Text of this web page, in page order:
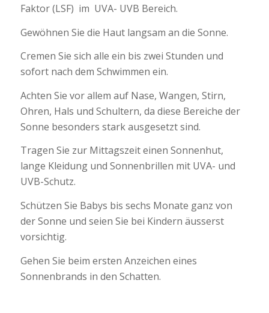
Faktor (LSF) im UVA- UVB Bereich.
Gewöhnen Sie die Haut langsam an die Sonne.
Cremen Sie sich alle ein bis zwei Stunden und
sofort nach dem Schwimmen ein.
Achten Sie vor allem auf Nase, Wangen, Stirn,
Ohren, Hals und Schultern, da diese Bereiche der
Sonne besonders stark ausgesetzt sind.
Tragen Sie zur Mittagszeit einen Sonnenhut,
lange Kleidung und Sonnenbrillen mit UVA- und
UVB-Schutz.
Schützen Sie Babys bis sechs Monate ganz von
der Sonne und seien Sie bei Kindern äusserst
vorsichtig.
Gehen Sie beim ersten Anzeichen eines
Sonnenbrands in den Schatten.